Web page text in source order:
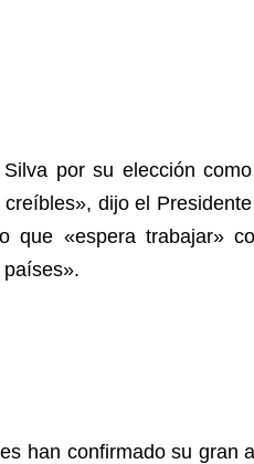
por su elección
dijo el
que «espera trabajar»
han confirmado su gran